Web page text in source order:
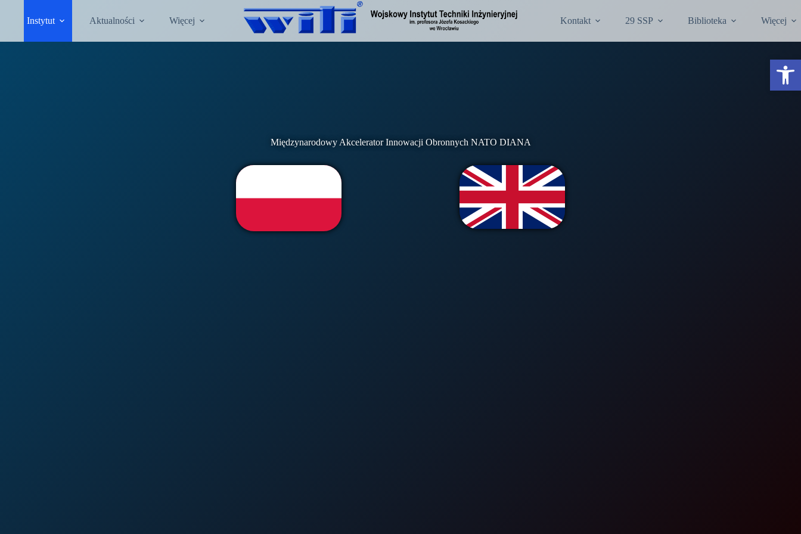
Otwórz pasek narzędzi
Instytut Aktualności Więcej Kontakt 29 SSP Biblioteka Więcej
Międzynarodowy Akcelerator Innowacji Obronnych NATO DIANA